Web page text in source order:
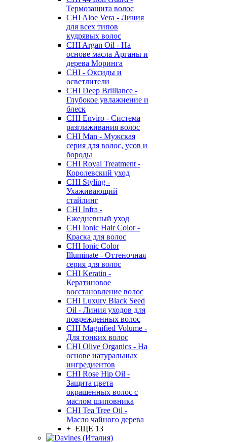
Термозащита волос
CHI Aloe Vera - Линия
для всех типов
кудрявых волос
CHI Argan Oil - На
основе масла Арганы и
дерева Моринга
CHI - Оксиды и
осветлители
CHI Deep Brilliance -
Глубокое увлажнение и
блеск
CHI Enviro - Система
разглаживания волос
CHI Man - Мужская
серия для волос, усов и
бороды
CHI Royal Treatment -
Королевский уход
CHI Styling -
Ухаживающий
стайлинг
CHI Infra -
Ежедневный уход
CHI Ionic Hair Color -
Краска для волос
CHI Ionic Color
Illuminate - Оттеночная
серия для волос
CHI Keratin -
Кератиновое
восстановление волос
CHI Luxury Black Seed
Oil - Линия уходов для
поврежденных волос
CHI Magnified Volume -
Для тонких волос
CHI Olive Organics - На
основе натуральных
ингредиентов
CHI Rose Hip Oil -
Защита цвета
окрашенных волос с
маслом шиповника
CHI Tea Tree Oil -
Масло чайного дерева
+ ЕЩЕ 13